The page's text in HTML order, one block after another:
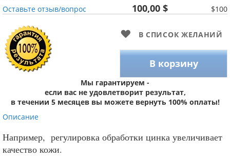
Оставьте отзыв/вопрос
100,00 $ $100
В СПИСОК ЖЕЛАНИЙ
В корзину
Мы гарантируем -
если вас не удовлетворит результат,
в течении 5 месяцев вы можете вернуть 100% оплаты!
Описание
Например, регулировка обработки цинка увеличивает
качество кожи.